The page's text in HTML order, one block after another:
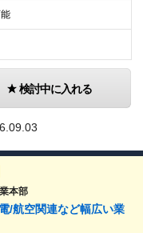
検討中に入れる
本部
/航空関連など幅広い業